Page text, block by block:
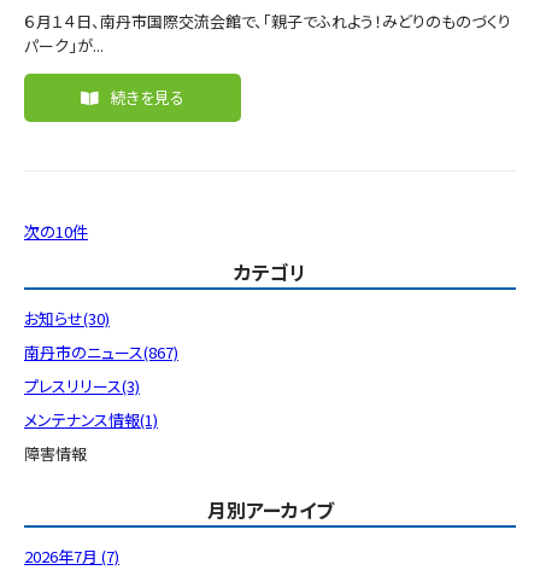
６月１４日、南丹市国際交流会館で、「親子でふれよう！みどりのものづくり
パーク」が...
続きを見る
次の10件
カテゴリ
お知らせ(30)
南丹市のニュース(867)
プレスリリース(3)
メンテナンス情報(1)
障害情報
月別アーカイブ
2026年7月 (7)